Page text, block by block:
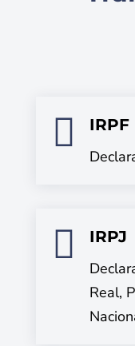

IRPF

IRPJ
Real,